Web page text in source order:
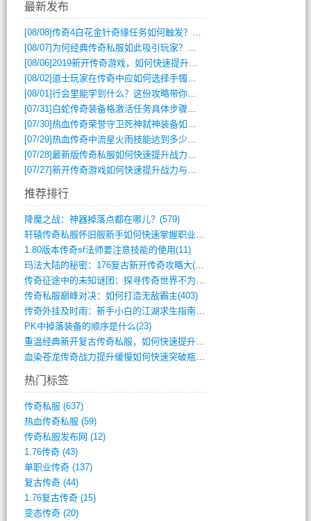
最新发布
[08/08]传奇4白花金针奇缘任务如何触发？完整攻略解析
[08/07] 为何经典传奇私服如此吸引玩家？深度攻略解析
[08/06]2019新开传奇游戏，如何快速提升角色等级？
[08/02]道士玩家在传奇中应如何选择手镯装备？
[08/01]行会里能学到什么？这份攻略带你全掌握
[07/31] 白蛇传奇装备格激活任务具体步骤是什么？如何完成？
[07/30]热血传奇荣誉守卫死神弑神装备如何获取与佩戴攻略？
[07/29]热血传奇中流星火雨技能达到多少级可以开始练装备？
[07/28]最新版传奇私服如何快速提升战力与获取稀有装备？
[07/27]新开传奇游戏如何快速提升战力与获取稀有装备？
推荐排行
降魔之战：神器掉落点都在哪儿？(579)
轩辕传奇私服怀旧服新手如何快速掌握职业选(993)
1.80版本传奇sf法师要注意技能的使用(11)
玛法大陆的秘密：176复古新开传奇攻略大(486)
传奇征途中的未知谜团：探寻传奇世界不为人(595)
传奇私服巅峰对决：如何打造无敌霸主(403)
传奇外挂及时雨：新手小白的江湖求生指南(802)
PK中掉落装备的顺序是什么(23)
重温经典新开复古传奇私服，如何快速提升等(392)
血染苍龙传奇战力提升缓慢如何快速突破瓶颈(654)
热门标签
传奇私服 (637)
热血传奇私服 (59)
传奇私服发布网 (12)
1.76传奇(43)
单职业传奇(137)
复古传奇(44)
1.76复古传奇(15)
变态传奇(20)